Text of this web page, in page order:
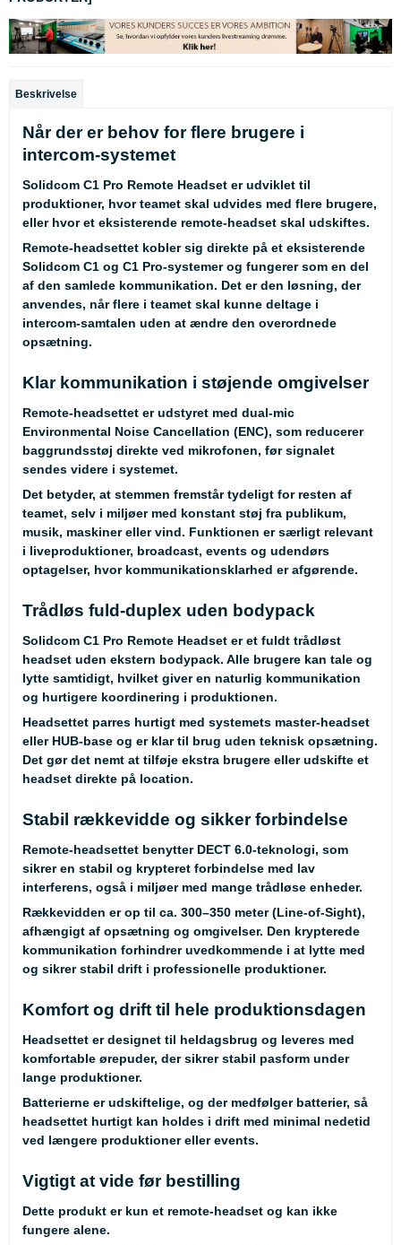
Beskrivelse
Når der er behov for flere brugere i
intercom-systemet
Solidcom C1 Pro Remote Headset er udviklet til
produktioner, hvor teamet skal udvides med flere brugere,
eller hvor et eksisterende remote-headset skal udskiftes.
Remote-headsettet kobler sig direkte på et eksisterende
Solidcom C1 og C1 Pro-systemer og fungerer som en del
af den samlede kommunikation. Det er den løsning, der
anvendes, når flere i teamet skal kunne deltage i
intercom-samtalen uden at ændre den overordnede
opsætning.
Klar kommunikation i støjende omgivelser
Remote-headsettet er udstyret med dual-mic
Environmental Noise Cancellation (ENC), som reducerer
baggrundsstøj direkte ved mikrofonen, før signalet
sendes videre i systemet.
Det betyder, at stemmen fremstår tydeligt for resten af
teamet, selv i miljøer med konstant støj fra publikum,
musik, maskiner eller vind. Funktionen er særligt relevant
i liveproduktioner, broadcast, events og udendørs
optagelser, hvor kommunikationsklarhed er afgørende.
Trådløs fuld-duplex uden bodypack
Solidcom C1 Pro Remote Headset er et fuldt trådløst
headset uden ekstern bodypack. Alle brugere kan tale og
lytte samtidigt, hvilket giver en naturlig kommunikation
og hurtigere koordinering i produktionen.
Headsettet parres hurtigt med systemets master-headset
eller HUB-base og er klar til brug uden teknisk opsætning.
Det gør det nemt at tilføje ekstra brugere eller udskifte et
headset direkte på location.
Stabil rækkevidde og sikker forbindelse
Remote-headsettet benytter DECT 6.0-teknologi, som
sikrer en stabil og krypteret forbindelse med lav
interferens, også i miljøer med mange trådløse enheder.
Rækkevidden er op til ca. 300–350 meter (Line-of-Sight),
afhængigt af opsætning og omgivelser. Den krypterede
kommunikation forhindrer uvedkommende i at lytte med
og sikrer stabil drift i professionelle produktioner.
Komfort og drift til hele produktionsdagen
Headsettet er designet til heldagsbrug og leveres med
komfortable ørepuder, der sikrer stabil pasform under
lange produktioner.
Batterierne er udskiftelige, og der medfølger batterier, så
headsettet hurtigt kan holdes i drift med minimal nedetid
ved længere produktioner eller events.
Vigtigt at vide før bestilling
Dette produkt er kun et remote-headset og kan ikke
fungere alene.